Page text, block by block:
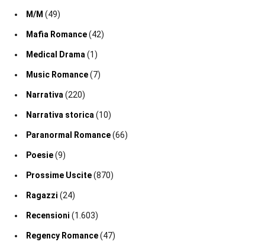
M/M (49)
Mafia Romance(42)
Medical Drama (1)
Music Romance(7)
Narrativa (220)
Narrativa storica (10)
Paranormal Romance(66)
Poesie(9)
Prossime Uscite(870)
Ragazzi (24)
Recensioni (1.603)
Regency Romance(47)